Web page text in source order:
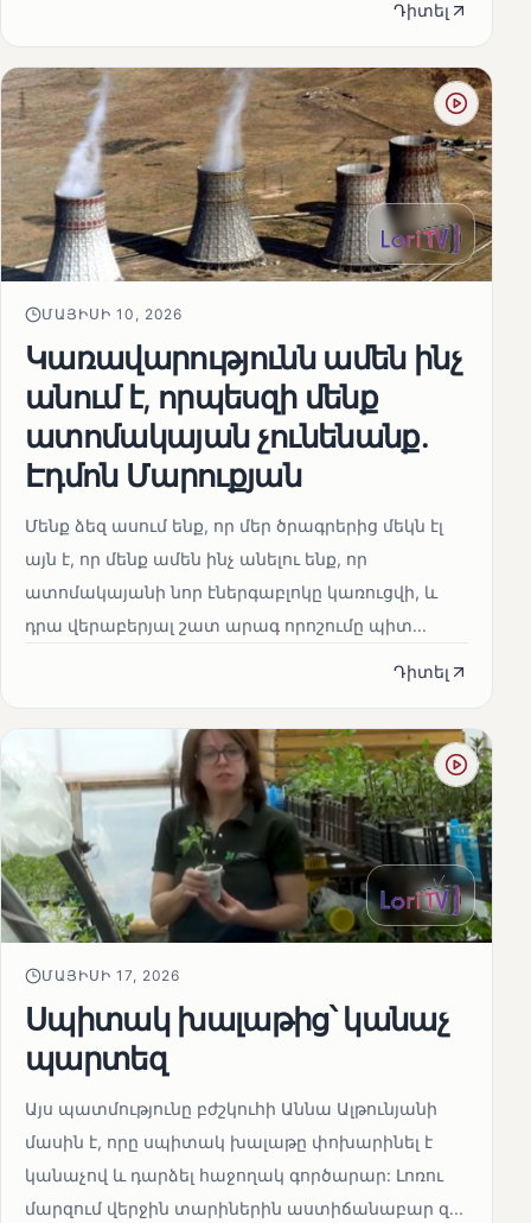
Դիտել
ՄԱՅԻՍԻ 10, 2026
Կառավարությունն ամեն ինչ
անում է, որպեսզի մենք
ատոմակայան չունենանք․
Էդմոն Մարուքյան
Մենք ձեզ ասում ենք, որ մեր ծրագրերից մեկն էլ
այն է, որ մենք ամեն ինչ անելու ենք, որ
ատոմակայանի նոր էներգաբլոկը կառուցվի, և
դրա վերաբերյալ շատ արագ որոշումը պիտ...
Դիտել
ՄԱՅԻՍԻ 17, 2026
Սպիտակ խալաթից՝ կանաչ
պարտեզ
Այս պատմությունը բժշկուհի Աննա Ալթունյանի
մասին է, որը սպիտակ խալաթը փոխարինել է
կանաչով և դարձել հաջողակ գործարար: Լոռու
մարզում վերջին տարիներին աստիճանաբար զ...